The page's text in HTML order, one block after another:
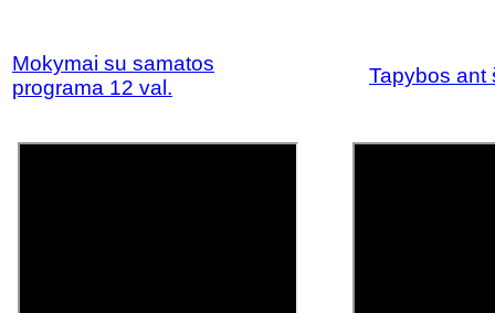
Mokymai su samatos
programa 12 val.
Tapybos ant